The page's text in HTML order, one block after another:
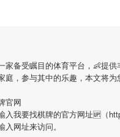
备受瞩目的体育平台，👶提
庭，参与其中的乐趣，本文将为
官网
入我要找棋牌的官方网址🆙（
网址来访问。